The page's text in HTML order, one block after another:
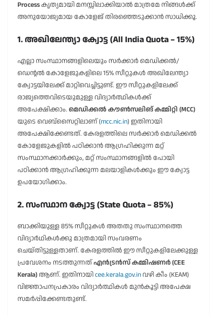
Processകൃത്യമായി മനസ്സിലാക്കിയാൽ മാത്രമേ നിങ്ങൾക്ക്
അനുയോജ്യമായ കോളേജ് തിരഞ്ഞെടുക്കാൻ സാധിക്കൂ.
1. അഖിലേന്ത്യാ ക്വോട്ട (All India Quota – 15%)
എല്ലാ സംസ്ഥാനങ്ങളിലെയും സർക്കാർ മെഡിക്കൽ/
ഡെന്റൽ കോളേജുകളിലെ 15% സീറ്റുകൾ അഖിലേന്ത്യാ
ക്വോട്ടയിലേക്ക് മാറ്റിവെച്ചിട്ടുണ്ട്. ഈ സീറ്റുകളിലേക്ക്
രാജ്യത്തെവിടെയുമുള്ള വിദ്യാർത്ഥികൾക്ക്
അപേക്ഷിക്കാം. മെഡിക്കൽ കൗൺസലിങ് കമ്മിറ്റി (MCC)
യുടെ വെബ്സൈറ്റിലാണ് (mcc.nic.in) ഇതിനായി
അപേക്ഷിക്കേണ്ടത്. കേരളത്തിലെ സർക്കാർ മെഡിക്കൽ
കോളേജുകളിൽ പഠിക്കാൻ ആഗ്രഹിക്കുന്ന മറ്റ്
സംസ്ഥാനക്കാർക്കും, മറ്റ് സംസ്ഥാനങ്ങളിൽ പോയി
പഠിക്കാൻ ആഗ്രഹിക്കുന്ന മലയാളികൾക്കും ഈ ക്വോട്ട
ഉപയോഗിക്കാം.
2. സംസ്ഥാന ക്വോട്ട (State Quota – 85%)
ബാക്കിയുള്ള 85% സീറ്റുകൾ അതതു സംസ്ഥാനത്തെ
വിദ്യാർഥികൾക്കു മാത്രമായി സംവരണം
ചെയ്തിട്ടുള്ളതാണ്. കേരളത്തിൽ ഈ സീറ്റുകളിലേക്കുള്ള
പ്രവേശനം നടത്തുന്നത്എൻട്രൻസ് കമ്മിഷണർ (CEE
Kerala)ആണ്. ഇതിനായിcee.kerala.gov.in വഴി കീം (KEAM)
വിജ്ഞാപനപ്രകാരം വിദ്യാർത്ഥികൾ മുൻകൂട്ടി അപേക്ഷ
സമർപ്പിക്കേണ്ടതുണ്ട്.